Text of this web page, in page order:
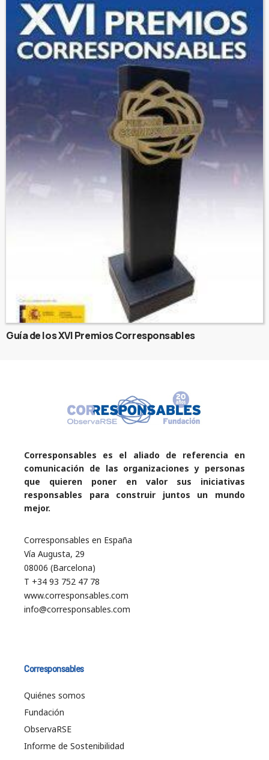
Guía de los XVI Premios Corresponsables
Corresponsables es el aliado de referencia en
comunicación de las organizaciones y personas
que quieren poner en valor sus iniciativas
responsables para construir juntos un mundo
mejor.
Corresponsables en España
Vía Augusta, 29
08006 (Barcelona)
T +34 93 752 47 78
www.corresponsables.com
info@corresponsables.com
Corresponsables
Quiénes somos
Fundación
ObservaRSE
Informe de Sostenibilidad